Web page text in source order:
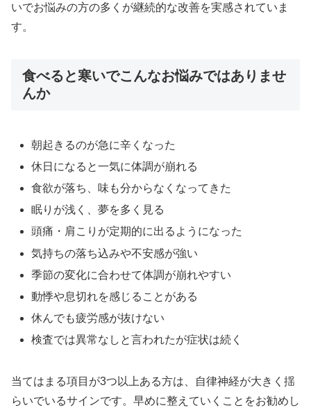
いでお悩みの方の多くが継続的な改善を実感されていま
す。
食べると寒いでこんなお悩みではありませ
んか
朝起きるのが急に辛くなった
休日になると一気に体調が崩れる
食欲が落ち、味も分からなくなってきた
眠りが浅く、夢を多く見る
頭痛・肩こりが定期的に出るようになった
気持ちの落ち込みや不安感が強い
季節の変化に合わせて体調が崩れやすい
動悸や息切れを感じることがある
休んでも疲労感が抜けない
検査では異常なしと言われたが症状は続く
当てはまる項目が3つ以上ある方は、自律神経が大きく揺
らいでいるサインです。早めに整えていくことをお勧めし